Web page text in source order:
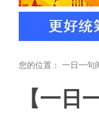
您的位置： 一日一句
【一日